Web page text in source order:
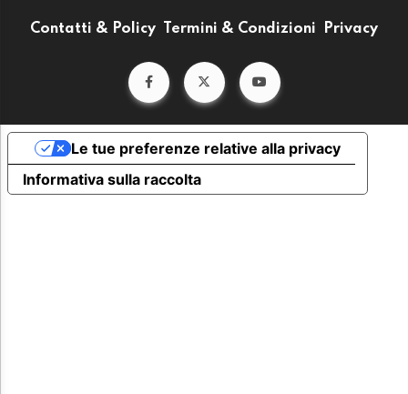
Contatti & Policy Termini & Condizioni Privacy
Informativa sulla raccolta
Le tue preferenze relative alla privacy